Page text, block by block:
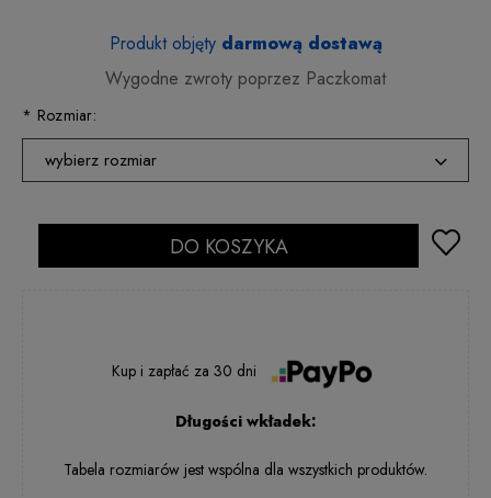
Produkt objętydarmową dostawą
Wygodne zwroty poprzez Paczkomat
* Rozmiar:
wybierz rozmiar
2 - 5 dni rob.
2 - 5 dni rob.
DO KOSZYKA
Kup i zapłać za30 dni
Długości wkładek:
Tabela rozmiarów jest wspólna dla wszystkich produktów.